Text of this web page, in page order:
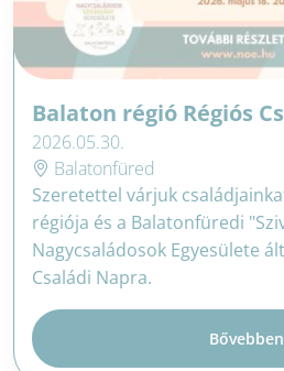
Balaton régió Régiós
2026.05.30.
Balatonfüred
Szeretettel várjuk
régiója és a Balatonfüredi
Nagycsaládosok Egyesülete
Családi Napra.
Bővebben